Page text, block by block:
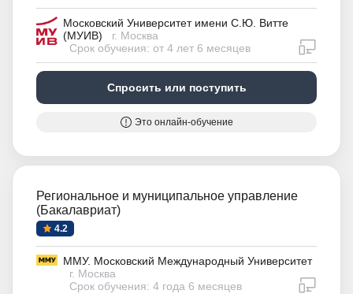
Московский Университет имени С.Ю. Витте
(МУИВ)
г. Москва
Срок обучения: от 4 лет 6 месяцев
Спросить или поступить
Это онлайн-обучение
Региональное и муниципальное управление
(Бакалавриат)
4.2
ММУ. Московский Международный Университет
г. Москва
Срок обучения: 4 года 6 месяцев